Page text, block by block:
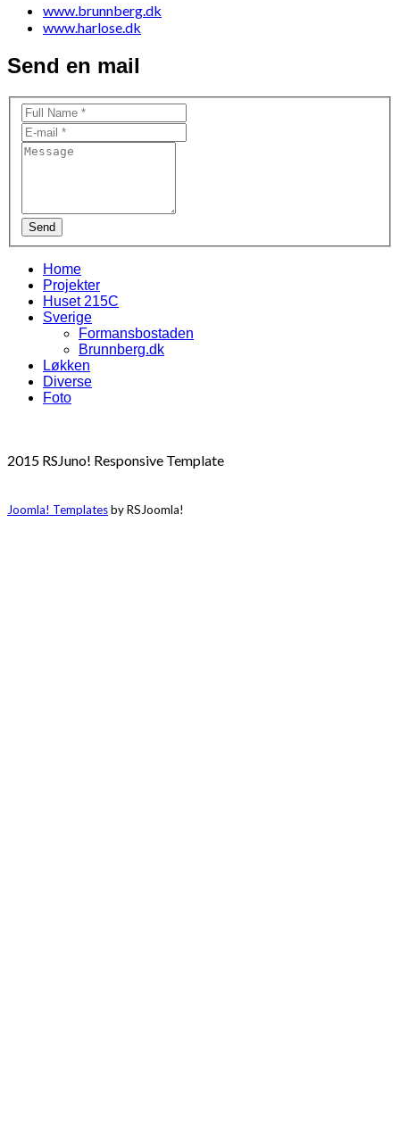
www.brunnberg.dk
www.harlose.dk
Send en mail
Send
Home
Projekter
Huset 215C
Sverige
Formansbostaden
Brunnberg.dk
Løkken
Diverse
Foto
2015 RSJuno! Responsive Template
Joomla! Templatesby RSJoomla!